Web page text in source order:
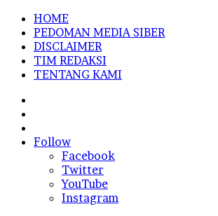
HOME
PEDOMAN MEDIA SIBER
DISCLAIMER
TIM REDAKSI
TENTANG KAMI
In
Follow
Facebook
Twitter
YouTube
Instagram